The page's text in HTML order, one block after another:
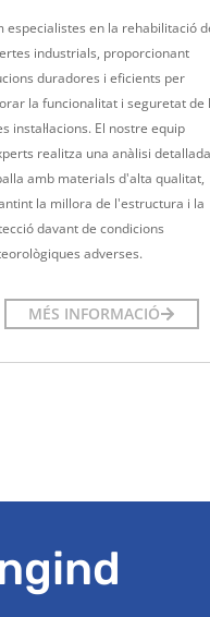
especialistes en la rehabilitació
industrials, proporcionant
duradores i eficients per
la funcionalitat i seguretat de
instal·lacions. El nostre equip
realitza una anàlisi
amb materials d'alta qualitat,
la millora de l'estructura i la
davant de condicions
adverses.
MÉS INFORMACIÓ